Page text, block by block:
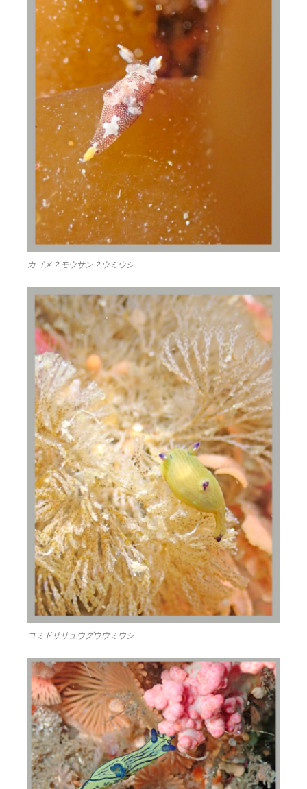
カゴメ？モウサン？ウミウシ
コミドリリュウグウウミウシ